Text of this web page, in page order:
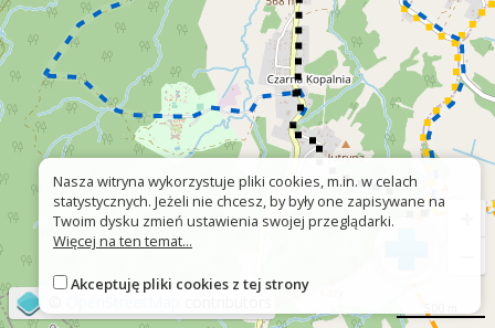
Nasza witryna wykorzystuje pliki cookies, m.in. w celach
statystycznych. Jeżeli nie chcesz, by były one zapisywane na
Twoim dysku zmień ustawienia swojej przeglądarki.
Więcej na ten temat...
Akceptuję pliki cookies z tej strony